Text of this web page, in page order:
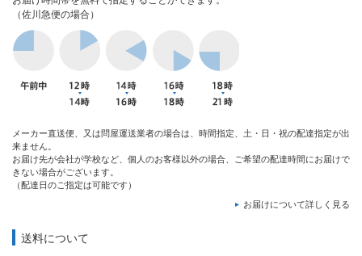
（佐川急便の場合）
メーカー直送便、又は問屋運送業者の場合は、時間指定、土・日・祝の配達指定が出
来ません。
お届け先が会社が学校など、個人のお客様以外の場合、ご希望の配達時間にお届けで
きない場合がございます。
（配達日のご指定は可能です）
お届けについて詳しく見る
送料について